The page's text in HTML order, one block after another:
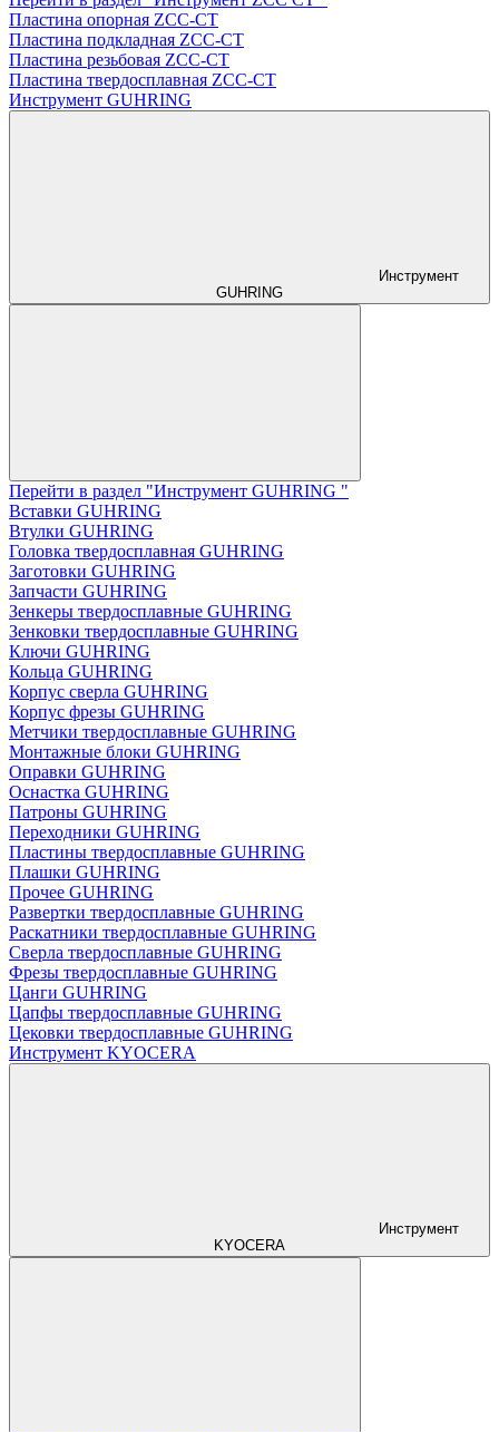
Пластина опорная ZCC-CT
Пластина подкладная ZCC-CT
Пластина резьбовая ZCC-CT
Пластина твердосплавная ZCC-CT
Инструмент GUHRING
Инструмент
GUHRING
Перейти в раздел "Инструмент GUHRING "
Вставки GUHRING
Втулки GUHRING
Головка твердосплавная GUHRING
Заготовки GUHRING
Запчасти GUHRING
Зенкеры твердосплавные GUHRING
Зенковки твердосплавные GUHRING
Ключи GUHRING
Кольца GUHRING
Корпус сверла GUHRING
Корпус фрезы GUHRING
Метчики твердосплавные GUHRING
Монтажные блоки GUHRING
Оправки GUHRING
Оснастка GUHRING
Патроны GUHRING
Переходники GUHRING
Пластины твердосплавные GUHRING
Плашки GUHRING
Прочее GUHRING
Развертки твердосплавные GUHRING
Раскатники твердосплавные GUHRING
Сверла твердосплавные GUHRING
Фрезы твердосплавные GUHRING
Цанги GUHRING
Цапфы твердосплавные GUHRING
Цековки твердосплавные GUHRING
Инструмент KYOCERA
Инструмент
KYOCERA